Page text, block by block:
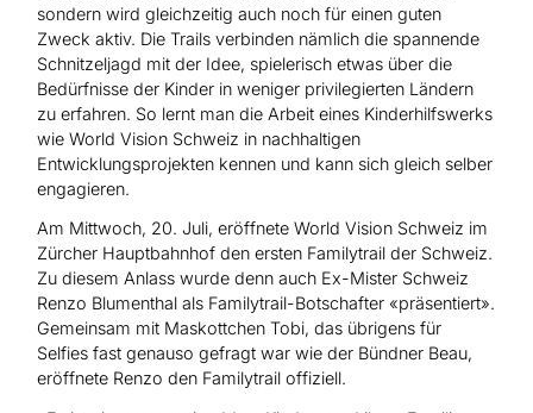
sondern wird gleichzeitig auch noch für einen guten
Zweck aktiv. Die Trails verbinden nämlich die spannende
Schnitzeljagd mit der Idee, spielerisch etwas über die
Bedürfnisse der Kinder in weniger privilegierten Ländern
zu erfahren. So lernt man die Arbeit eines Kinderhilfswerks
wie World Vision Schweiz in nachhaltigen
Entwicklungsprojekten kennen und kann sich gleich selber
engagieren.
Am Mittwoch, 20. Juli, eröffnete World Vision Schweiz im
Zürcher Hauptbahnhof den ersten Familytrail der Schweiz.
Zu diesem Anlass wurde denn auch Ex-Mister Schweiz
Renzo Blumenthal als Familytrail-Botschafter «präsentiert».
Gemeinsam mit Maskottchen Tobi, das übrigens für
Selfies fast genauso gefragt war wie der Bündner Beau,
eröffnete Renzo den Familytrail offiziell.